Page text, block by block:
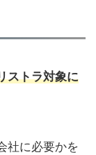
ストラ対象に
社に必要かを